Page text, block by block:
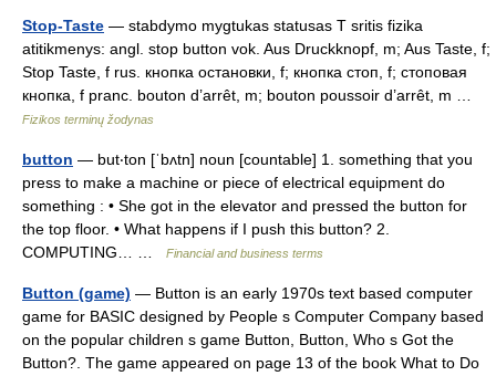
Stop-Taste — stabdymo mygtukas statusas T sritis fizika
atitikmenys: angl. stop button vok. Aus Druckknopf, m; Aus Taste, f;
Stop Taste, f rus. кнопка остановки, f; кнопка стоп, f; стоповая
кнопка, f pranc. bouton d’arrêt, m; bouton poussoir d’arrêt, m …
Fizikos terminų žodynas
button — but‧ton [ˈbʌtn] noun [countable] 1. something that you
press to make a machine or piece of electrical equipment do
something : • She got in the elevator and pressed the button for
the top floor. • What happens if I push this button? 2.
COMPUTING… …
Financial and business terms
Button (game) — Button is an early 1970s text based computer
game for BASIC designed by People s Computer Company based
on the popular children s game Button, Button, Who s Got the
Button?. The game appeared on page 13 of the book What to Do